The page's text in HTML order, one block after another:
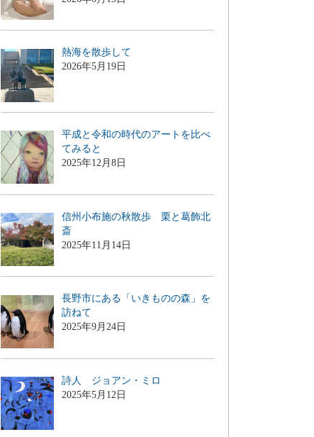
熱海を散歩して
2026年5月19日
平成と令和の時代のアートを比べ
てみると
2025年12月8日
信州小布施の秋散歩 栗と葛飾北
斎
2025年11月14日
長野市にある「いきものの森」を
訪ねて
2025年9月24日
詩人 ジョアン・ミロ
2025年5月12日